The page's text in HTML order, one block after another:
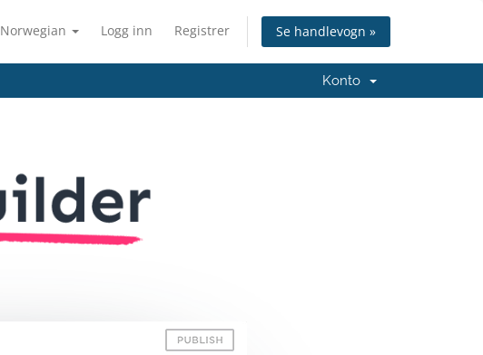
Norwegian Logg inn Registrer Se handlevogn »
Konto